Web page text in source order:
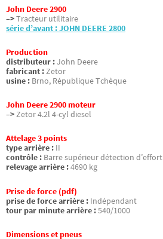
John Deere 2900
–>Tracteur utilitaire
série d’avant : JOHN DEERE 2800
Production
distributeur :John Deere
fabricant :Zetor
usine : Brno, République Tchèque
John Deere 2900 moteur
–>Zetor 4.2l 4-cyl diesel
Attelage 3 points
type arrière : II
contrôle : Barre supérieur détection d’effort
relevage arrière :4690 kg
Prise de force (pdf)
prise de force arrière : Indépendant
tour par minute arrière :540/1000
Dimensions et pneus